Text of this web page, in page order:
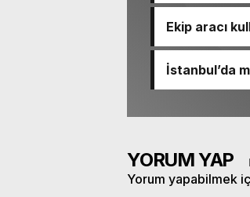
Ekip aracı
İstanbul’da
YORUM YAP
Yorum yapabilmek